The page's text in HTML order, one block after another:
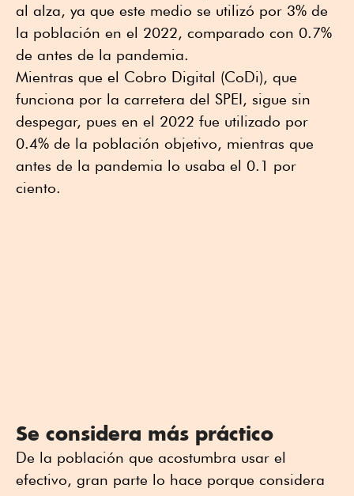
al alza, ya que este medio se utilizó por 3% de
la población en el 2022, comparado con 0.7%
de antes de la pandemia.
Mientras que el Cobro Digital (CoDi), que
funciona por la carretera del SPEI, sigue sin
despegar, pues en el 2022 fue utilizado por
0.4% de la población objetivo, mientras que
antes de la pandemia lo usaba el 0.1 por
ciento.
Se considera más práctico
De la población que acostumbra usar el
efectivo, gran parte lo hace porque considera